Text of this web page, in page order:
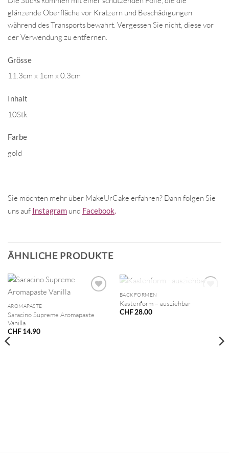
glänzende Oberfläche vor Kratzern und Beschädigungen
während des Transports bewahrt. Vergessen Sie nicht, diese vor
der Verwendung zu entfernen.
Grösse
11.3cm x 1cm x 0.3cm
Inhalt
10Stk.
Farbe
gold
Sie möchten mehr über MakeUrCake erfahren? Dann folgen Sie
uns auf Instagram und Facebook
ÄHNLICHE PRODUKTE
AROMAPASTE
Saracino Supreme Aromapaste
Vanilla
CHF14.90
NICHT VORRÄTIG
BACKFORMEN
Kastenform – ausziehbar
CHF28.00